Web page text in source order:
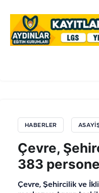
HABERLER
Çevre,
383
Çevre, Şehircilik ve